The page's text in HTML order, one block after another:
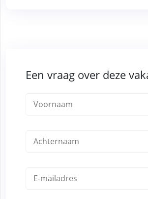
Een vraag over deze